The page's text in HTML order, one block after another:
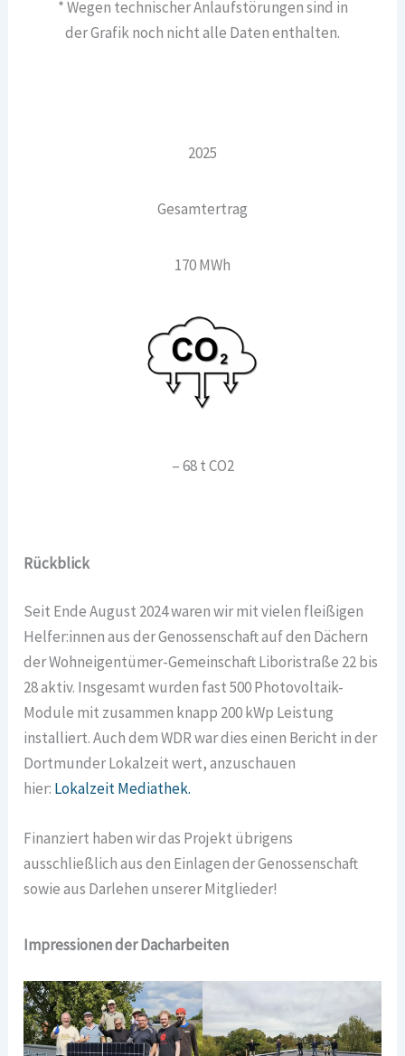
* Wegen technischer Anlaufstörungen sind in
der Grafik noch nicht alle Daten enthalten.
2025
Gesamtertrag
170 MWh
– 68 t CO2
Rückblick
Seit Ende August 2024 waren wir mit vielen fleißigen
Helfer:innen aus der Genossenschaft auf den Dächern
der Wohneigentümer-Gemeinschaft Liboristraße 22 bis
28 aktiv. Insgesamt wurden fast 500 Photovoltaik-
Module mit zusammen knapp 200 kWp Leistung
installiert. Auch dem WDR war dies einen Bericht in der
Dortmunder Lokalzeit wert, anzuschauen
hier: Lokalzeit Mediathek.
Finanziert haben wir das Projekt übrigens
ausschließlich aus den Einlagen der Genossenschaft
sowie aus Darlehen unserer Mitglieder!
Impressionen der Dacharbeiten